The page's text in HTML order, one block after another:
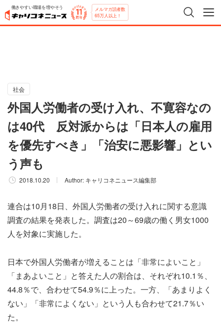
働きやすい職場を増やそう メルマガ読者数
65万人以上！
社会
外国人労働者の受け入れ、不寛容なの
は40代 反対派からは「日本人の雇用
を優先すべき」「治安に悪影響」とい
う声も
2018.10.20 Author: キャリコネニュース編集部
連合は10月18日、外国人労働者の受け入れに関する意識
調査の結果を発表した。調査は20～69歳の働く男女1000
人を対象に実施した。
日本で外国人労働者が増えることは「非常によいこと」
「まあよいこと」と答えた人の割合は、それぞれ10.1％、
44.8％で、合わせて54.9％に上った。一方、「あまりよく
ない」「非常によくない」という人も合わせて21.7％い
た。